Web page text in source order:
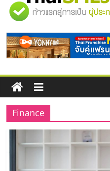
บริการน้ำมัน
สัมมนาลงทุน
ไชส์ ครั้งที่ 8
ร้านเครื่องเสี
โซลูชันระบบภ
"ศูนย์
รวม
ข้อมูล
ธุรกิจ
SME
แห่ง
Finance